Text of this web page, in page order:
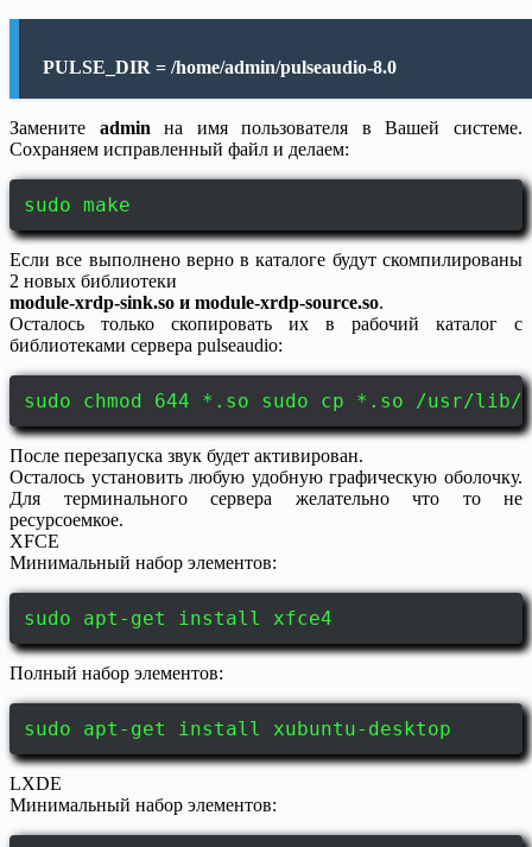
PULSE_DIR = /home/admin/pulseaudio-8.0
Замените admin на имя пользователя в Вашей системе.
Сохраняем исправленный файл и делаем:
sudo make
Если все выполнено верно в каталоге будут скомпилированы
2 новых библиотеки
module-xrdp-sink.so и module-xrdp-source.so.
Осталось только скопировать их в рабочий каталог с
библиотеками сервера pulseaudio:
sudo chmod 644 *.so sudo cp *.so /usr/lib/
После перезапуска звук будет активирован.
Осталось установить любую удобную графическую оболочку.
Для терминального сервера желательно что то не
ресурсоемкое.
XFCE
Минимальный набор элементов:
sudo apt-get install xfce4
Полный набор элементов:
sudo apt-get install xubuntu-desktop
LXDE
Минимальный набор элементов: